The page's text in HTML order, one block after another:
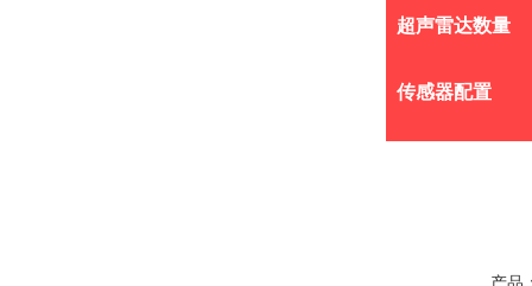
超声雷达数量
传感器配置